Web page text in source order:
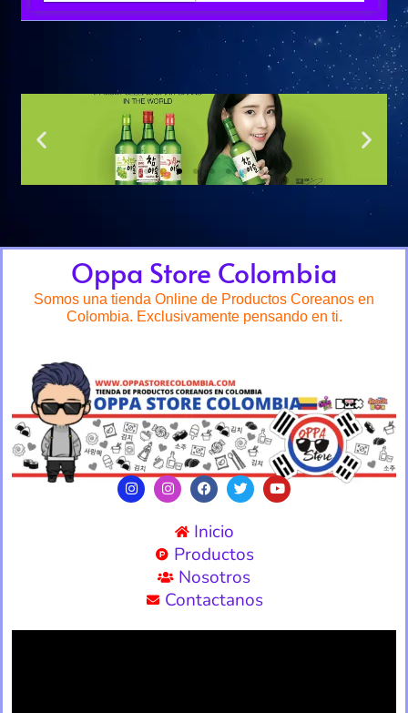
Oppa Store Colombia
Somos una tienda Online de Productos Coreanos en
Colombia. Exclusivamente pensando en ti.
Inicio
Productos
Nosotros
Contactanos